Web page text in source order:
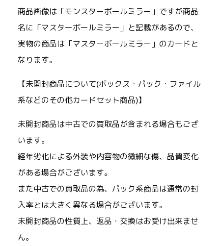
商品画像は「モンスターボールミラー」ですが商品
名に「マスターボールミラー」と記載があるので、
実物の商品は「マスターボールミラー」のカードと
なります。
【未開封商品について(ボックス・パック・ファイル
系などのその他カードセット商品)】
未開封商品は中古での買取品が含まれる場合もござ
います。
経年劣化による外装や内容物の微細な傷、品質変化
がある場合がございます。
また中古での買取品の為、パック系商品は通常の封
入率とは大きく異なる場合がございます。
未開封商品の性質上、返品・交換はお受け出来ませ
ん。